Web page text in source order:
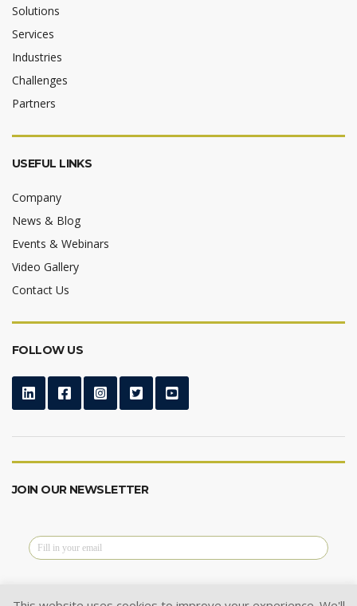
Solutions
Services
Industries
Challenges
Partners
USEFUL LINKS
Company
News & Blog
Events & Webinars
Video Gallery
Contact Us
FOLLOW US
JOIN OUR NEWSLETTER